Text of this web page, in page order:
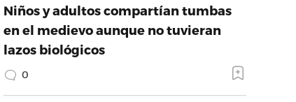
Niños y adultos compartían tumbas
en el medievo aunque no tuvieran
lazos biológicos
0